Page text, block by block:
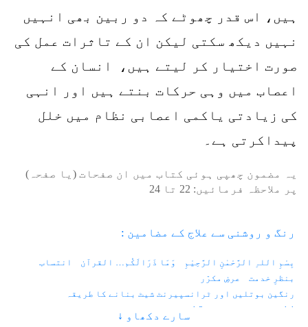
ہیں، اس قدر چھوٹے کہ دو ربین بھی انہیں
نہیں دیکھ سکتی لیکن ان کے تاثرات عمل کی
صورت اختیار کر لیتے ہیں، انسان کے
اعصاب میں وہی حرکات بنتے ہیں اور انہی
کی زیادتی یاکمی اعصابی نظام میں خلل
پیداکرتی ہے۔
یہ مضمون چھپی ہوئی کتاب میں ان صفحات (یا صفحہ)
پر ملاحظہ فرمائیں: 22 تا 24
رنگ و روشنی سے علاج کے مضامین :
بِسْمِ اللہِ الرَّحْمٰنِ الرَّحِیْمِ وَمَا ذَرَالَکُم… القرآن
انتساب
بنظرِ خدمت
عرضِ مکرّر
رنگین بوتلیں اور ٹرانسپیرنٹ شیٹ بنانے کا طریقہ
1.1 - زندگی اور رنگ
1.2 - فوٹان اور الیکٹران
سارے دکھاو ↓